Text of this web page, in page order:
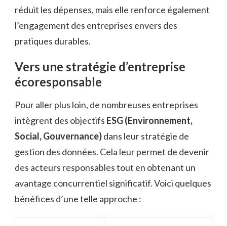
réduit les dépenses, mais elle renforce également
l’engagement des entreprises envers des
pratiques durables.
Vers une stratégie d’entreprise
écoresponsable
Pour aller plus loin, de nombreuses entreprises
intègrent des objectifs ESG (Environnement,
Social, Gouvernance)dans leur stratégie de
gestion des données. Cela leur permet de devenir
des acteurs responsables tout en obtenant un
avantage concurrentiel significatif. Voici quelques
bénéfices d’une telle approche :